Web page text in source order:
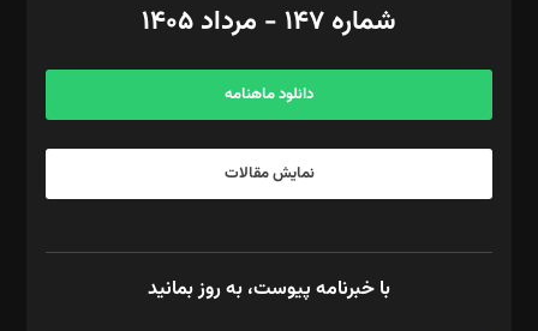
آگهی و مشترکین: ۰۹۱۹۹۹۹۰۴۵۴
شماره ۱۴۷ - مرداد ۱۴۰۵
دانلود ماهنامه
نمایش مقالات
با خبرنامه پیوست، به روز بمانید